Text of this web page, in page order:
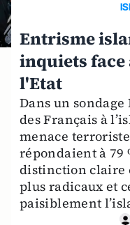
Entrisme
inquiets face
l'Etat
Dans un
des Français à
menace
répondaient à 79
distinction claire
plus radicaux et
paisiblement